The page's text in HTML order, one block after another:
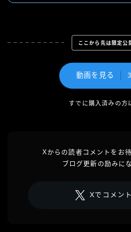
ここから先は限定公
動画を見る
すでに購入済みの方
Xからの読者コメントをお
ブログ更新の励みに
Xでコメン